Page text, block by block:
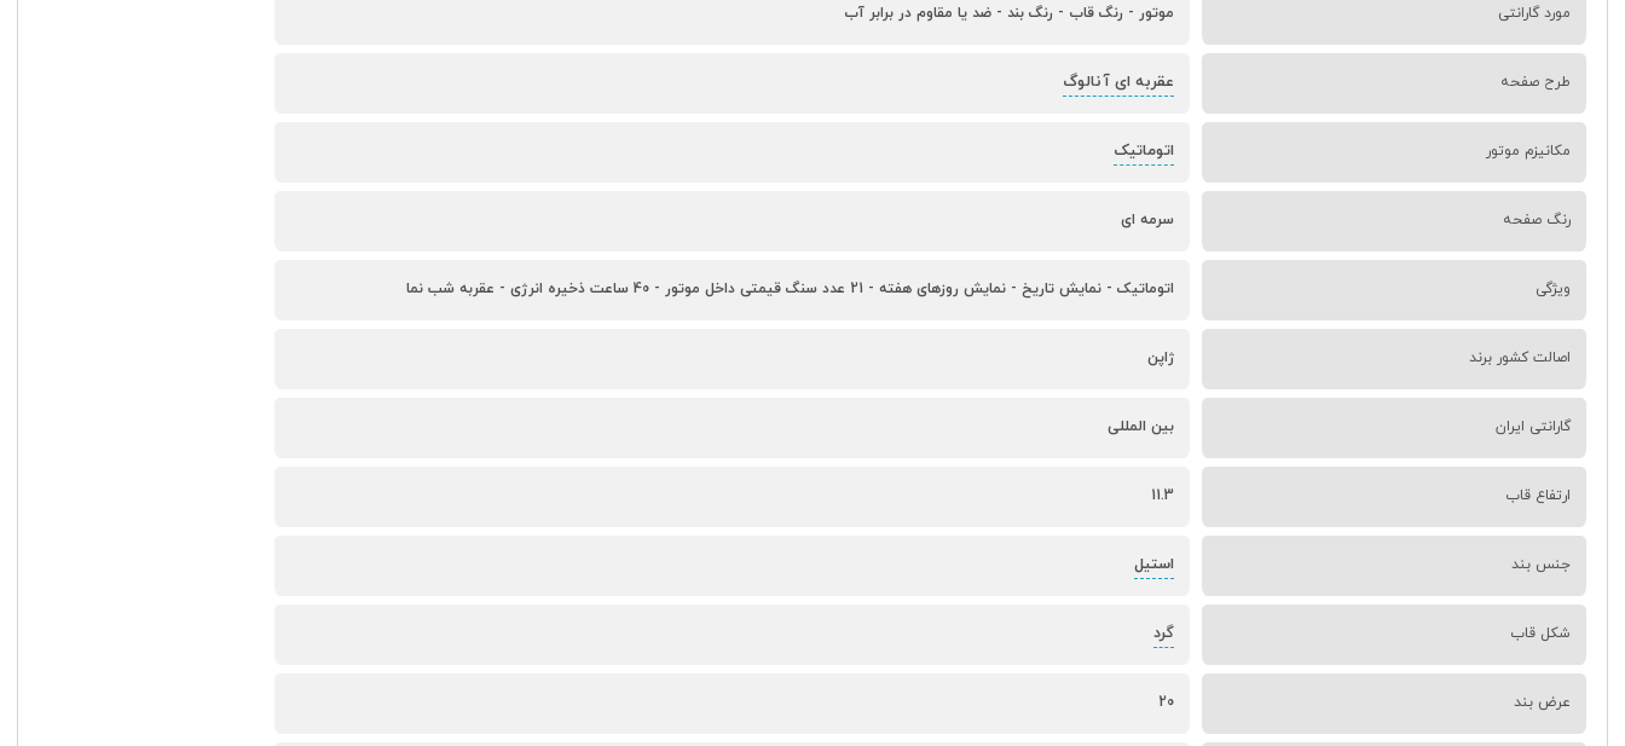
مورد گارانتی موتور - رنگ قاب - رنگ بند - ضد یا مقاوم در برابر آب
طرح صفحه عقربه ای آنالوگ
مکانیزم موتور اتوماتیک
رنگ صفحه سرمه ای
ویژگی اتوماتیک - نمایش تاریخ - نمایش روزهای هفته - 21 عدد سنگ قیمتی داخل موتور - 40 ساعت ذخیره انرژی - عقربه شب نما
اصالت کشور برند ژاپن
گارانتی ایران بین المللی
ارتفاع قاب 11.3
جنس بند استیل
شکل قاب گرد
عرض بند 20